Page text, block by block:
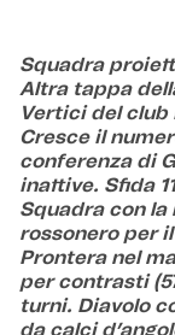
Squadra
Altra tappa
Vertici del club
Cresce il
conferenza di
inattive. Sfida
Squadra con la
rossonero per
Prontera nel
per contrasti
turni. Diavolo
da calci